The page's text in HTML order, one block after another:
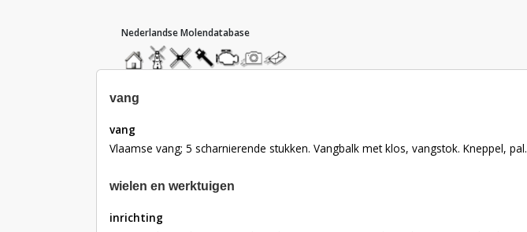
hoofdmenu
homemolendatabase
roedendatabase
assendatabase
motorendatabase
stuur
een
stuur
een
vang
vang
Vlaamse vang; 5 scharnierende stukken. Vangbalk met klos, vangstok. Kneppel, pal.
wielen en werktuigen
inrichting